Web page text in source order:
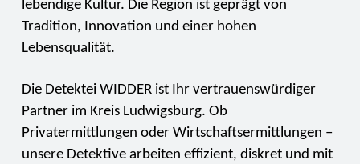
lebendige Kultur. Die Region ist geprägt von
Tradition, Innovation und einer hohen
Lebensqualität.
Die Detektei WIDDER ist Ihr vertrauenswürdiger
Partner im Kreis Ludwigsburg. Ob
Privatermittlungen oder Wirtschaftsermittlungen –
unsere Detektive arbeiten effizient, diskret und mit